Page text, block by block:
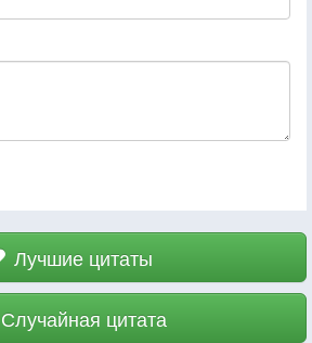
Лучшие цитаты
Случайная цитата